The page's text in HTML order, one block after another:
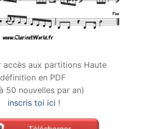
accès aux partitions Haute
définition en PDF
50 nouvelles par an)
inscris toi ici !